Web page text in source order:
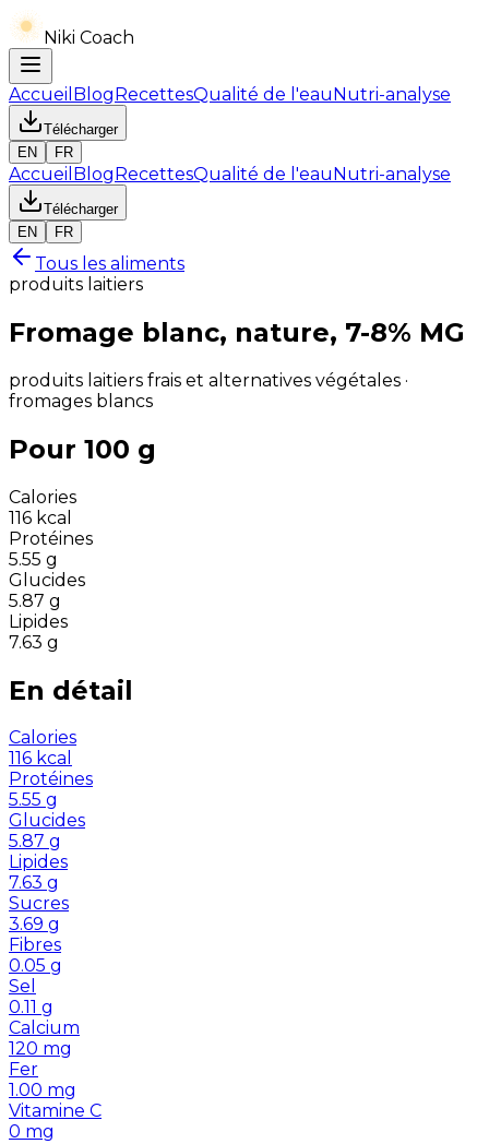
Niki Coach
Accueil BlogRecettesQualité de l'eauNutri-analyse
Télécharger
EN
FR
Accueil BlogRecettesQualité de l'eauNutri-analyse
Télécharger
EN
FR
Tous les aliments
produits laitiers
Fromage blanc, nature, 7-8% MG
produits laitiers frais et alternatives végétales ·
fromages blancs
Pour 100 g
Calories
116 kcal
Protéines
5.55 g
Glucides
5.87 g
Lipides
7.63 g
En détail
Calories
116 kcal
Protéines
5.55 g
Glucides
5.87 g
Lipides
7.63 g
Sucres
3.69 g
Fibres
0.05 g
Sel
0.11 g
Calcium
120 mg
Fer
1.00 mg
Vitamine C
0 mg